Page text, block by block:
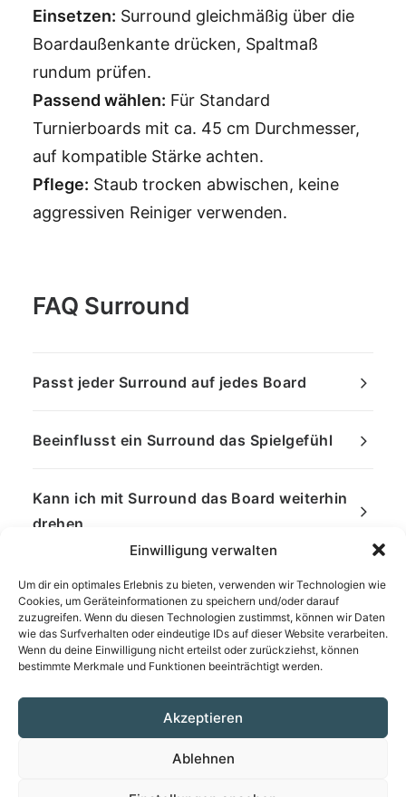
Einwilligung verwalten
Um dir ein optimales Erlebnis zu bieten, verwenden wir Technologien wie
Cookies, um Geräteinformationen zu speichern und/oder darauf
zuzugreifen. Wenn du diesen Technologien zustimmst, können wir Daten
wie das Surfverhalten oder eindeutige IDs auf dieser Website verarbeiten.
Wenn du deine Einwilligung nicht erteilst oder zurückziehst, können
bestimmte Merkmale und Funktionen beeinträchtigt werden.
Akzeptieren
Ablehnen
Einsetzen: Surround gleichmäßig über die
Boardaußenkante drücken, Spaltmaß
rundum prüfen.
Passend wählen: Für Standard
Turnierboards mit ca. 45 cm Durchmesser,
auf kompatible Stärke achten.
Pflege: Staub trocken abwischen, keine
aggressiven Reiniger verwenden.
FAQ Surround
Passt jeder Surround auf jedes Board
Beeinflusst ein Surround das Spielgefühl
Kann ich mit Surround das Board weiterhin
drehen